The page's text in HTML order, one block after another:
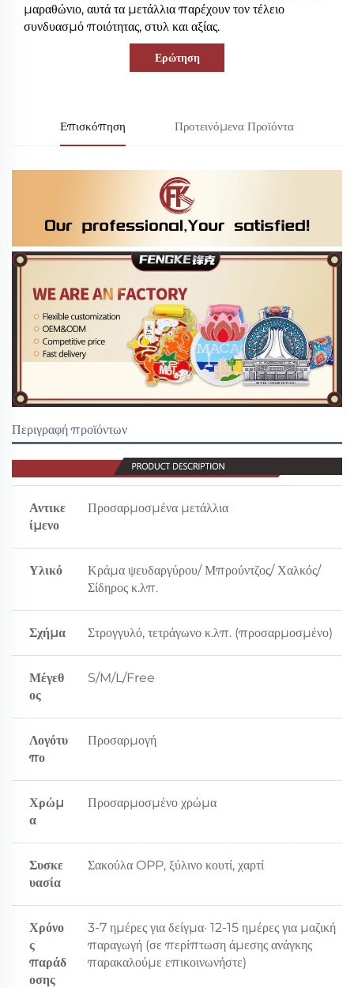
μαραθώνιο, αυτά τα μετάλλια παρέχουν τον τέλειο
συνδυασμό ποιότητας, στυλ και αξίας.
Ερώτηση
Επισκόπηση Προτεινόμενα Προϊόντα
Περιγραφή προϊόντων
Αντικε
ίμενο
Προσαρμοσμένα μετάλλια
Υλικό
Κράμα ψευδαργύρου/ Μπρούντζος/ Χαλκός/
Σίδηρος κ.λπ.
Σχήμα Στρογγυλό, τετράγωνο κ.λπ. (προσαρμοσμένο)
Μέγεθ
ος
S/M/L/Free
Λογότυ
πο
Προσαρμογή
Χρώμ
α
Προσαρμοσμένο χρώμα
Συσκε
υασία
Σακούλα OPP, ξύλινο κουτί, χαρτί
Χρόνο
ς
παράδ
οσης
3-7 ημέρες για δείγμα· 12-15 ημέρες για μαζική
παραγωγή (σε περίπτωση άμεσης ανάγκης
παρακαλούμε επικοινωνήστε)